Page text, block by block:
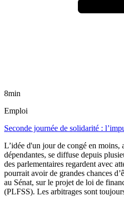
8min
Emploi
Seconde journée de solidarité :
L’idée d'un jour de congé en moins,
dépendantes, se diffuse depuis
des parlementaires regardent avec
pourrait avoir de grandes chances
au Sénat, sur le projet de loi de
(PLFSS). Les arbitrages sont